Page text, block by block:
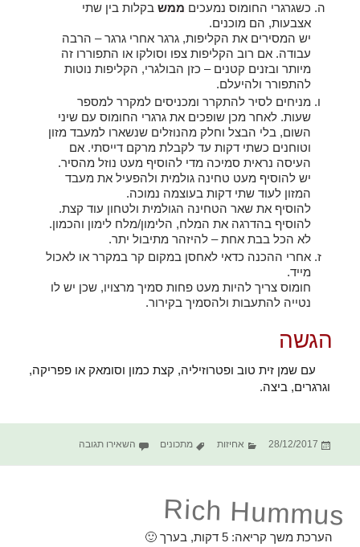
כשגרגרי החומוס נמעכים ממש בקלות בין שתי
אצבעות, הם מוכנים.
יש המסירים את הקליפות, גרגר אחרי גרגר – הרבה
עבודה. אם רוב הקליפות צפו וסולקו או התפוררו זה
מיותר ובזנים קטנים – כזן הבולגרי, הקליפות נוטות
להתפורר ולהיעלם.
מניחים לסיר להתקרר ומכניסים למקרר למספר
שעות. לאחר מכן שופכים את גרגרי החומוס עם שיני
השום, בלי הבצל וחלק מהנוזלים שנשארו למעבד מזון
וטוחנים כשתי דקות עד לקבלת מרקם דייסתי. אם
העיסה נראית סמיכה מדי להוסיף מעט נוזל מהסיר.
יש להוסיף מעט טחינה גולמית ולהפעיל את מעבד
המזון לעוד שתי דקות בעוצמה נמוכה.
להוסיף את שאר הטחינה הגולמית ולטחון עוד קצת.
להוסיף בהדרגה את המלח, הלימון/מלח לימון והכמון.
לא הכל בבת אחת – להיזהר מתיבול יתר.
אחרי ההכנה כדאי לאחסן במקום קר במקרר או לאכול
מייד.
חומוס צריך להיות מעט פחות סמיך מרצויו, שכן יש לו
נטייה להתעבות ולהסמיך בקירור.
הגשה
עם שמן זית טוב ופטרוזיליה, קצת כמון וסומאק או פפריקה,
וגרגרים, ביצה.
פורסם
28/12/2017 קטגוריות
אחיזות תגיות
מתכונים השאירו תגובה
Rich Hummus
הערכת משך קריאה: 5 דקות, בערך 🙂